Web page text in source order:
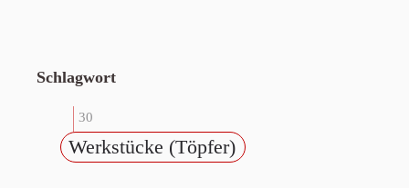
Schlagwort
30
Werkstücke (Töpfer)